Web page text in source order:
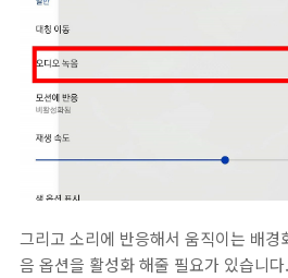
그리고 소리에 반응해서 움직이는 배
음 옵션을 활성화 해줄 필요가 있습니